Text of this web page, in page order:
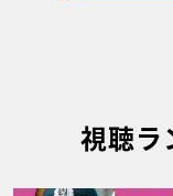
視聴ラ